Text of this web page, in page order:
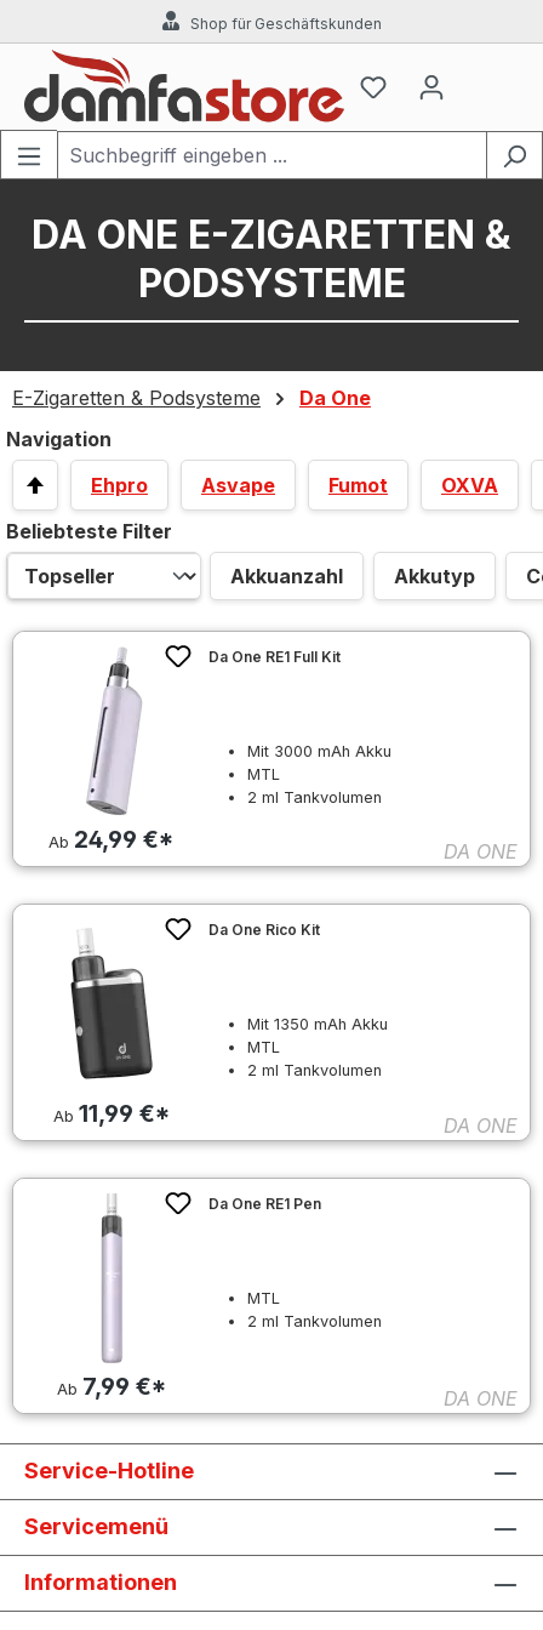
Zum Hauptinhalt springenShop für Geschäftskunden
DA ONE E-ZIGARETTEN &
PODSYSTEME
E-Zigaretten & Podsysteme
Da One
Navigation
Ehpro
Asvape Fumot
OXVA
Beliebteste Filter
Akkuanzahl
Akkutyp
Ab 24,99 €*
Da One RE1 Full Kit
Mit 3000 mAh Akku
MTL
2 ml Tankvolumen
DA ONE
Ab 11,99 €*
Da One Rico Kit
Mit 1350 mAh Akku
MTL
2 ml Tankvolumen
DA ONE
Ab 7,99 €*
Da One RE1 Pen
MTL
2 ml Tankvolumen
DA ONE
Service-Hotline
Servicemenü
Informationen